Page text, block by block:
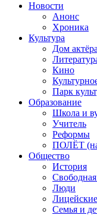
Новости
Анонс
Хроника
Культура
Дом
Кино
Парк
Образование
Школа и
Учитель
Реформы
ПОЛЁТ
Общество
История
Люди
Семья и